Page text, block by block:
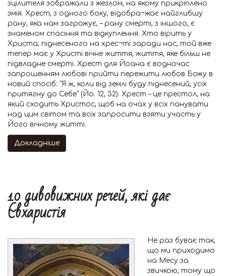
зцілителя зображали з жезлом, на якому прикріплено
змія. Хрест, з одного боку, відобра¬жає найглибшу
рану, яка нам загрожує, – рану смерті, з іншого, є
знаменом спасіння та відкуплення. Хто вірить у
Христа, піднесеного на хрес¬ті заради нас, той вже
тепер має у Христі вічне життя, життя, яке більш не
підвладне смерті. Хрест для Йоана є водночас
запрошенням любові прийти пережити любов Божу в
новий спосіб: “Я ж, коли від землі буду піднесений, усіх
притягну до Себе” (Йо. 12, 32). Хрест – це престол, на
який сходить Христос, щоб на очах у всіх панувати
над цим світом та всіх запросити взяти участь у
Його вічному житті.
Докладніше
10 дивовижних речей, які дає
Євхаристія
Не раз буває так,
що ми приходимо
на Месу за
звичкою, тому що